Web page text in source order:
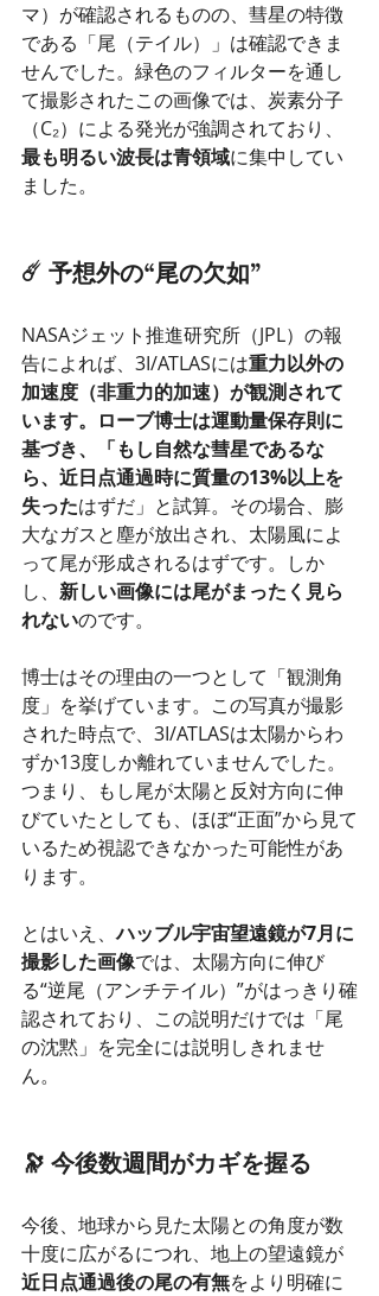
マ）が確認されるものの、彗星の特徴
である「尾（テイル）」は確認できま
せんでした。緑色のフィルターを通し
て撮影されたこの画像では、炭素分子
（C₂）による発光が強調されており、
最も明るい波長は青領域に集中してい
ました。
☄️ 予想外の“尾の欠如”
NASAジェット推進研究所（JPL）の報
告によれば、3I/ATLASには重力以外の
加速度（非重力的加速）が観測されて
います。ローブ博士は運動量保存則に
基づき、「もし自然な彗星であるな
ら、近日点通過時に質量の13%以上を
失ったはずだ」と試算。その場合、膨
大なガスと塵が放出され、太陽風によ
って尾が形成されるはずです。しか
し、 新しい画像には尾がまったく見ら
れないのです。
博士はその理由の一つとして「観測角
度」を挙げています。この写真が撮影
された時点で、3I/ATLASは太陽からわ
ずか13度しか離れていませんでした。
つまり、もし尾が太陽と反対方向に伸
びていたとしても、ほぼ“正面”から見て
いるため視認できなかった可能性があ
ります。
とはいえ、ハッブル宇宙望遠鏡が7月に
撮影した画像では、太陽方向に伸び
る“逆尾（アンチテイル）”がはっきり確
認されており、この説明だけでは「尾
の沈黙」を完全には説明しきれませ
ん。
🔭 今後数週間がカギを握る
今後、地球から見た太陽との角度が数
十度に広がるにつれ、地上の望遠鏡が
近日点通過後の尾の有無をより明確に